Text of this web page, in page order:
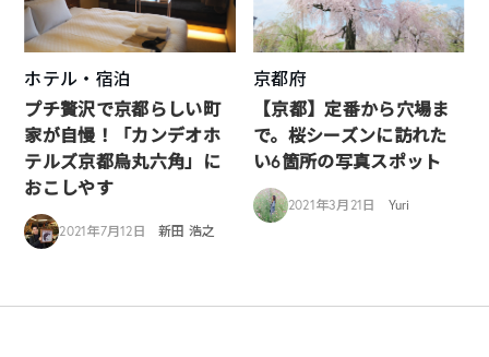
ホテル・宿泊
プチ贅沢で京都らしい町
家が自慢！「カンデオホ
テルズ京都烏丸六角」に
おこしやす
2021年7月12日 新田 浩之
京都府
【京都】定番から穴場ま
で。桜シーズンに訪れた
い6箇所の写真スポット
2021年3月21日 Yuri